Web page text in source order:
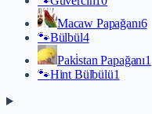
Macaw Papağanı6
🐾Bülbül4
Paki̇stan Papağanı1
🐾Hint Bülbülü1